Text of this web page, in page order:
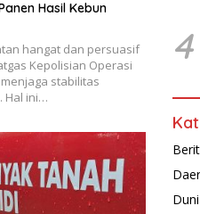
Hasil Kebun
hangat dan persuasif
Kepolisian Operasi
stabilitas
Hal ini…
4